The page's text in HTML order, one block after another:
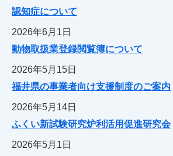
認知症について
2026年6月1日
動物取扱業登録閲覧簿について
2026年5月15日
福井県の事業者向け支援制度のご案内
2026年5月14日
ふくい新試験研究炉利活用促進研究会
2026年5月1日